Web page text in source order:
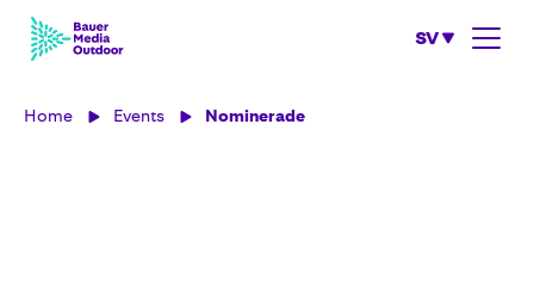
SV
Home Events Nominerade